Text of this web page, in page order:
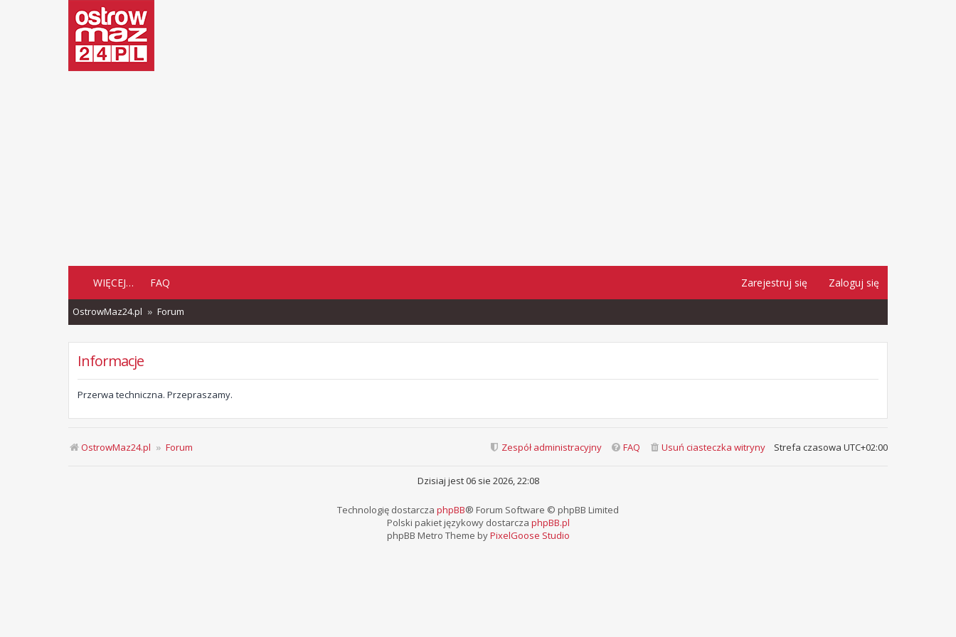
WIĘCEJ… FAQ Zaloguj się
Zarejestruj się
OstrowMaz24.pl Forum
Informacje
Przerwa techniczna. Przepraszamy.
OstrowMaz24.pl Forum Strefa czasowa UTC+02:00
Usuń ciasteczka witryny
FAQ
Zespół administracyjny
Dzisiaj jest 06 sie 2026, 22:08
Technologię dostarcza phpBB® Forum Software © phpBB Limited
Polski pakiet językowy dostarcza phpBB.pl
phpBB Metro Theme byPixelGoose Studio